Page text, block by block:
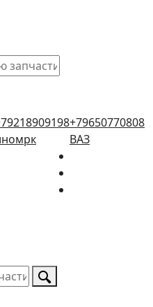
+79650770808
ВАЗ